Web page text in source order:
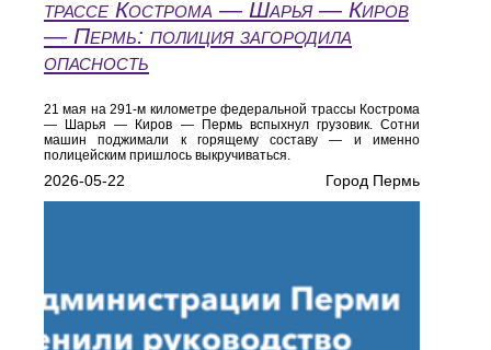
трассе Кострома — Шарья — Киров
— Пермь: полиция загородила
опасность
21 мая на 291-м километре федеральной трассы Кострома
— Шарья — Киров — Пермь вспыхнул грузовик. Сотни
машин поджимали к горящему составу — и именно
полицейским пришлось выкручиваться.
2026-05-22 Город Пермь